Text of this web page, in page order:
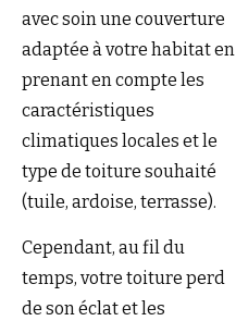
avec soin une couverture
adaptée à votre habitat en
prenant en compte les
caractéristiques
climatiques locales et le
type de toiture souhaité
(tuile, ardoise, terrasse).
Cependant, au fil du
temps, votre toiture perd
de son éclat et les